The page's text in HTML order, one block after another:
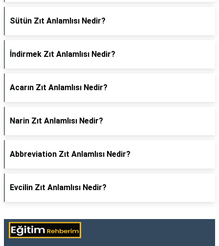
Sütün Zıt Anlamlısı Nedir?
İndirmek Zıt Anlamlısı Nedir?
Acarın Zıt Anlamlısı Nedir?
Narin Zıt Anlamlısı Nedir?
Abbreviation Zıt Anlamlısı Nedir?
Evcilin Zıt Anlamlısı Nedir?